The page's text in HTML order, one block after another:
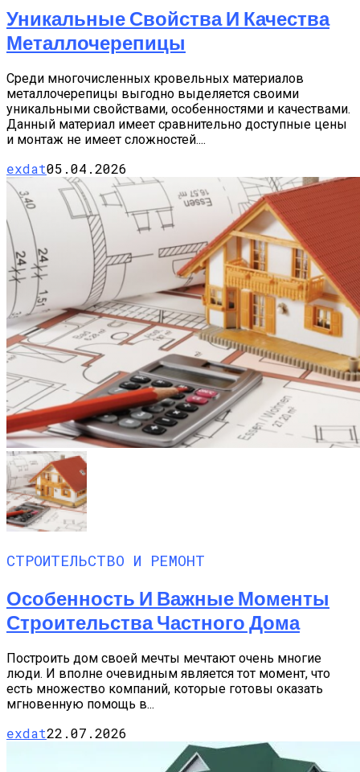
Уникальные Свойства И Качества
Металлочерепицы
Среди многочисленных кровельных материалов
металлочерепицы выгодно выделяется своими
уникальными свойствами, особенностями и качествами.
Данный материал имеет сравнительно доступные цены
и монтаж не имеет сложностей....
exdat05.04.2026
СТРОИТЕЛЬСТВО И РЕМОНТ
Особенность И Важные Моменты
Строительства Частного Дома
Построить дом своей мечты мечтают очень многие
люди. И вполне очевидным является тот момент, что
есть множество компаний, которые готовы оказать
мгновенную помощь в...
exdat22.07.2026